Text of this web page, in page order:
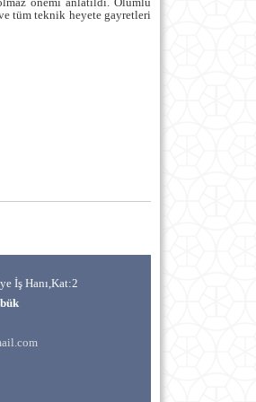
tüm teknik heyete gayretleri
İş Hanı,Kat:2